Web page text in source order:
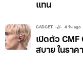
แทน
GADGET 4 วัน ago
เปิดตัว CMF
สบาย ในราค